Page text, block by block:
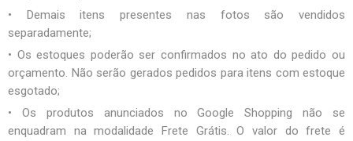
• Demais itens presentes nas fotos são vendidos
separadamente;
• Os estoques poderão ser confirmados no ato do pedido ou
orçamento. Não serão gerados pedidos para itens com estoque
esgotado;
• Os produtos anunciados no Google Shopping não se
enquadram na modalidade Frete Grátis. O valor do frete é